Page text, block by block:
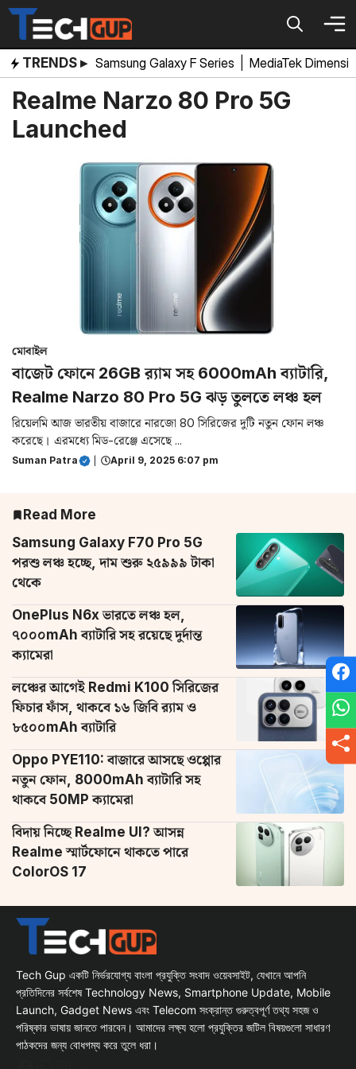
Skip
content
TRENDS ▸ Samsung Galaxy F Series MediaTek
Realme Narzo 80 Pro 5G
Launched
মোবাইল
বাজেট ফোনে 26GB র‌্যাম সহ 6000mAh ব্যাটারি,
Realme Narzo 80 Pro 5G ঝড় তুলতে লঞ্চ হল
রিয়েলমি আজ ভারতীয় বাজারে নারজো 80 সিরিজের দুটি নতুন ফোন লঞ্চ
করেছে। এরমধ্যে মিড-রেঞ্জে এসেছে ...
Suman Patra April 9, 2025 6:07 pm
Read More
Samsung Galaxy F70 Pro 5G
পরশু লঞ্চ হচ্ছে, দাম শুরু ২৫৯৯৯ টাকা
থেকে
OnePlus N6x ভারতে লঞ্চ হল,
৭০০০mAh ব্যাটারি সহ রয়েছে দুর্দান্ত
ক্যামেরা
লঞ্চের আগেই Redmi K100 সিরিজের
ফিচার ফাঁস, থাকবে ১৬ জিবি র‌্যাম ও
৮৫০০mAh ব্যাটারি
Oppo PYE110: বাজারে আসছে ওপ্পোর
নতুন ফোন, 8000mAh ব্যাটারি সহ
থাকবে 50MP ক্যামেরা
বিদায় নিচ্ছে Realme UI? আসন্ন
Realme স্মার্টফোনে থাকতে পারে
ColorOS 17
Tech Gup একটি নির্ভরযোগ্য বাংলা প্রযুক্তি সংবাদ ওয়েবসাইট, যেখানে আপনি
প্রতিদিনের সর্বশেষ Technology News, Smartphone Update, Mobile
Launch, Gadget News এবং Telecom সংক্রান্ত গুরুত্বপূর্ণ তথ্য সহজ ও
পরিষ্কার ভাষায় জানতে পারবেন। আমাদের লক্ষ্য হলো প্রযুক্তির জটিল বিষয়গুলো সাধারণ
পাঠকদের জন্য বোধগম্য করে তুলে ধরা।